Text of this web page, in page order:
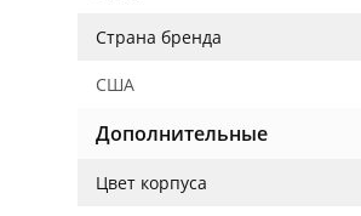
Страна бренда
США
Дополнительные
Цвет корпуса